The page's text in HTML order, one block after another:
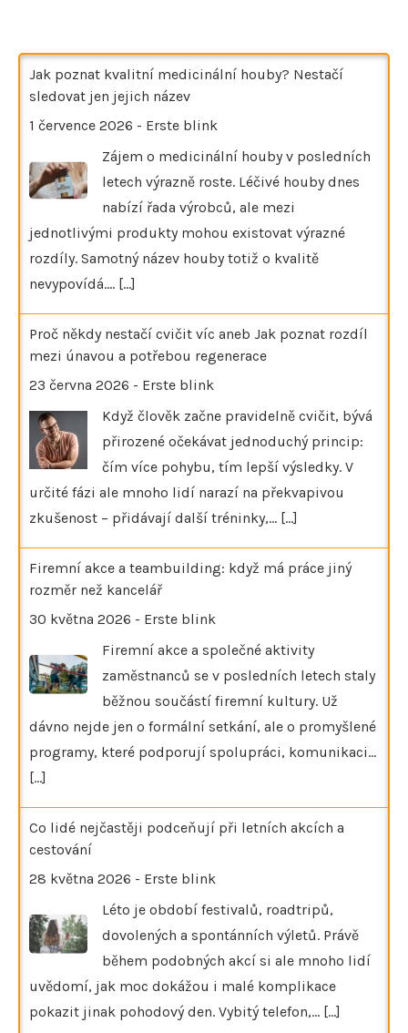
Jak poznat kvalitní medicinální houby? Nestačí
sledovat jen jejich název
1 července 2026 - Erste blink
Zájem o medicinální houby v posledních
letech výrazně roste. Léčivé houby dnes
nabízí řada výrobců, ale mezi
jednotlivými produkty mohou existovat výrazné
rozdíly. Samotný název houby totiž o kvalitě
nevypovídá.… [...]
Proč někdy nestačí cvičit víc aneb Jak poznat rozdíl
mezi únavou a potřebou regenerace
23 června 2026 - Erste blink
Když člověk začne pravidelně cvičit, bývá
přirozené očekávat jednoduchý princip:
čím více pohybu, tím lepší výsledky. V
určité fázi ale mnoho lidí narazí na překvapivou
zkušenost – přidávají další tréninky,… [...]
Firemní akce a teambuilding: když má práce jiný
rozměr než kancelář
30 května 2026 - Erste blink
Firemní akce a společné aktivity
zaměstnanců se v posledních letech staly
běžnou součástí firemní kultury. Už
dávno nejde jen o formální setkání, ale o promyšlené
programy, které podporují spolupráci, komunikaci…
[...]
Co lidé nejčastěji podceňují při letních akcích a
cestování
28 května 2026 - Erste blink
Léto je období festivalů, roadtripů,
dovolených a spontánních výletů. Právě
během podobných akcí si ale mnoho lidí
uvědomí, jak moc dokážou i malé komplikace
pokazit jinak pohodový den. Vybitý telefon,… [...]